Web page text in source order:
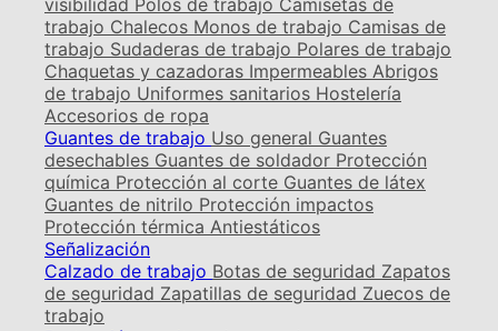
visibilidad Polos de trabajo Camisetas de
trabajo Chalecos Monos de trabajo Camisas de
trabajo Sudaderas de trabajo Polares de trabajo
Chaquetas y cazadoras Impermeables Abrigos
de trabajo Uniformes sanitarios Hostelería
Accesorios de ropa
Guantes de trabajo Uso general Guantes
desechables Guantes de soldador Protección
química Protección al corte Guantes de látex
Guantes de nitrilo Protección impactos
Protección térmica Antiestáticos
Señalización
Calzado de trabajo Botas de seguridad Zapatos
de seguridad Zapatillas de seguridad Zuecos de
trabajo